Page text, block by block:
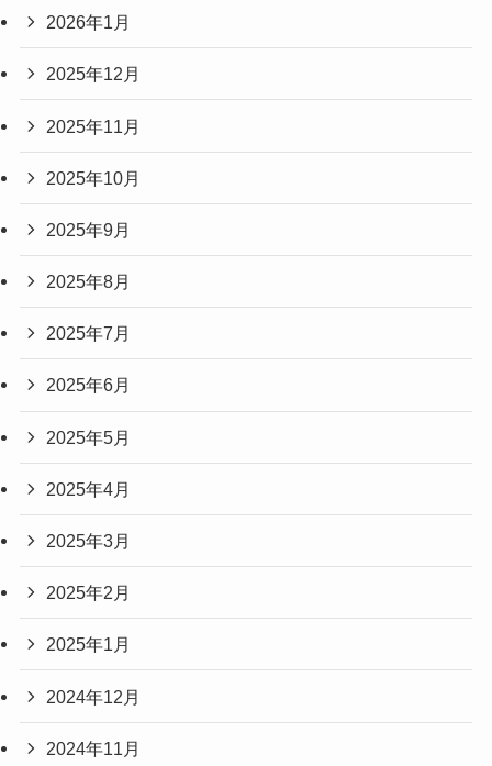
2026年1月
2025年12月
2025年11月
2025年10月
2025年9月
2025年8月
2025年7月
2025年6月
2025年5月
2025年4月
2025年3月
2025年2月
2025年1月
2024年12月
2024年11月